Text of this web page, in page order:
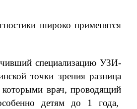
широко применятся
специализацию УЗИ-
точки зрения разница
которыми врач, проводящий
детям до 1 года,